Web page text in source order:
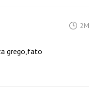
2M
grego,fato